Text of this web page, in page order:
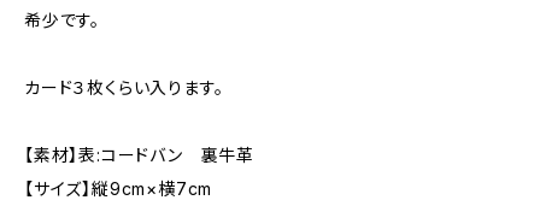
希少です。
カード３枚くらい入ります。
【素材】表:コードバン 裏牛革
【サイズ】縦9cm×横7cm